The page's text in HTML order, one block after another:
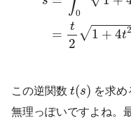
0
=
t
2
√1 + 4t2
この逆関数 t(s)
t (s ) を求め
無理っぽいですよね。